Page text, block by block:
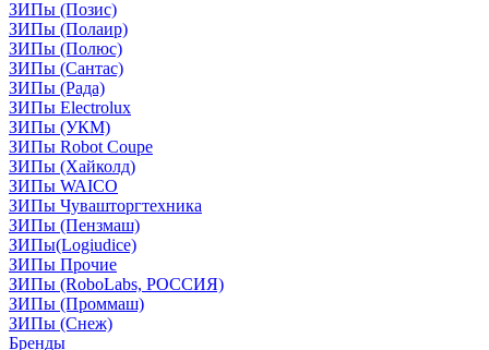
ЗИПы (Позис)
ЗИПы (Полаир)
ЗИПы (Полюс)
ЗИПы (Сантас)
ЗИПы (Рада)
ЗИПы Electrolux
ЗИПы (УКМ)
ЗИПы Robot Coupe
ЗИПы (Хайколд)
ЗИПы WAICO
ЗИПы Чувашторгтехника
ЗИПы (Пензмаш)
ЗИПы(Logiudice)
ЗИПы Прочие
ЗИПы (RoboLabs, РОССИЯ)
ЗИПы (Проммаш)
ЗИПы (Снеж)
Бренды